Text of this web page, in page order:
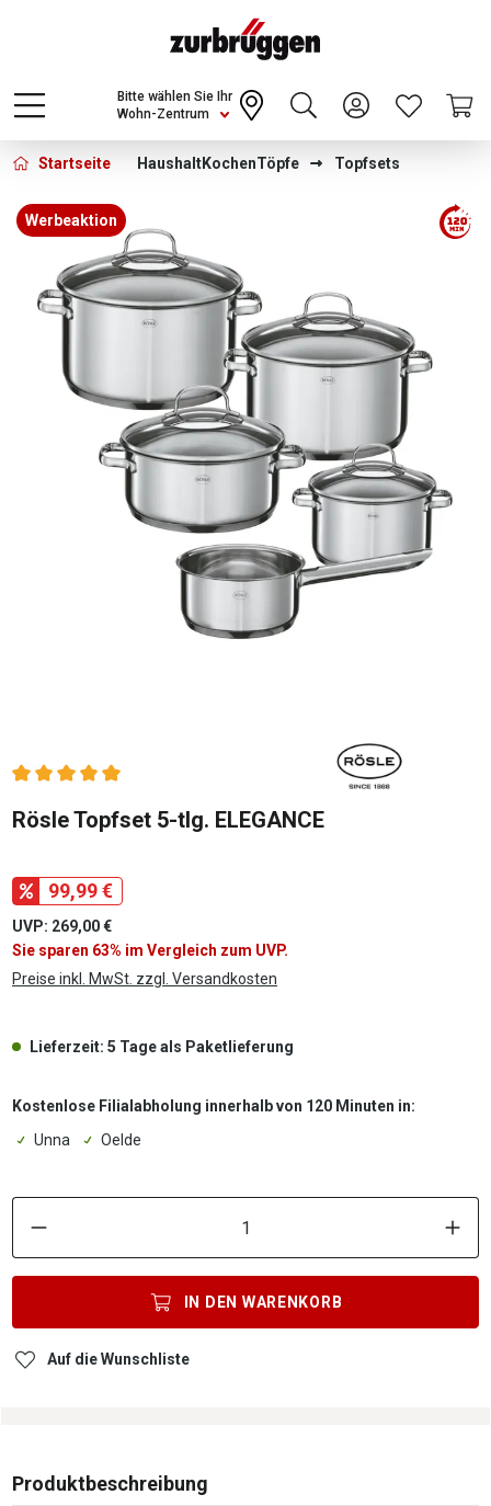
Choose a different country or region to see
content for your location and shop online
CONTINUE
Wohn-Zentrum
Bitte wählen Sie Ihr
Startseite HaushaltKochenTöpfe Topfsets
Bildergalerie überspringen
Werbeaktion
Durchschnittliche Bewertung von 5 von 5 Sternen
Rösle Topfset 5-tlg. ELEGANCE
99,99 €
UVP: 269,00 €
Sie sparen 63% im Vergleich zum UVP.
Preise inkl. MwSt. zzgl. Versandkosten
Lieferzeit: 5 Tage als Paketlieferung
Kostenlose Filialabholung innerhalb von 120 Minuten in:
Unna
Oelde
IN DEN WARENKORB
Auf die Wunschliste
Produktbeschreibung